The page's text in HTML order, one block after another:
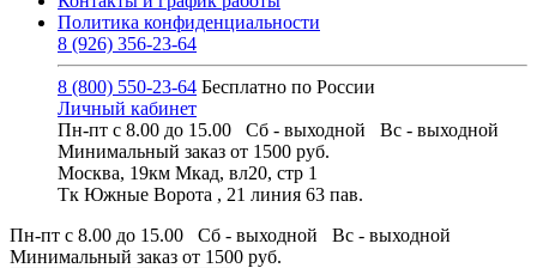
Политика конфиденциальности
8 (926) 356-23-64
8 (800) 550-23-64 Бесплатно по России
Личный кабинет
Пн-пт с 8.00 до 15.00 Сб - выходной Вс - выходной
Минимальный заказ от 1500 руб.
Москва, 19км Мкад, вл20, стр 1
Тк Южные Ворота , 21 линия 63 пав.
Пн-пт с 8.00 до 15.00 Сб - выходной Вс - выходной
Минимальный заказ от 1500 руб.